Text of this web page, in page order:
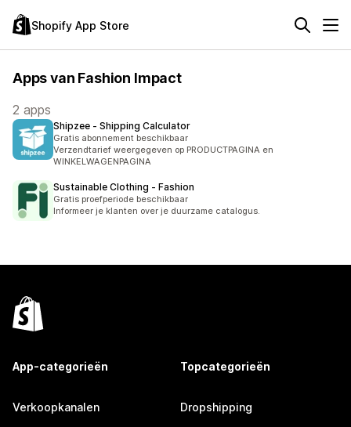
Shopify App Store
Apps van Fashion Impact
2 apps
Shipzee ‑ Shipping Calculator
Gratis abonnement beschikbaar
Verzendtarief weergegeven op PRODUCTPAGINA en
WINKELWAGENPAGINA
Sustainable Clothing ‑ Fashion
Gratis proefperiode beschikbaar
Informeer je klanten over je duurzame catalogus.
App-categorieën
Verkoopkanalen
Topcategorieën
Dropshipping